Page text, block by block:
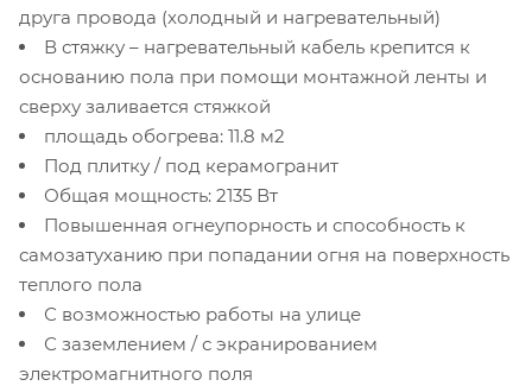
друга провода (холодный и нагревательный)
В стяжку – нагревательный кабель крепится к
основанию пола при помощи монтажной ленты и
сверху заливается стяжкой
площадь обогрева: 11.8 м2
Под плитку / под керамогранит
Общая мощность: 2135 Вт
Повышенная огнеупорность и способность к
самозатуханию при попадании огня на поверхность
теплого пола
С возможностью работы на улице
С заземлением / с экранированием
электромагнитного поля